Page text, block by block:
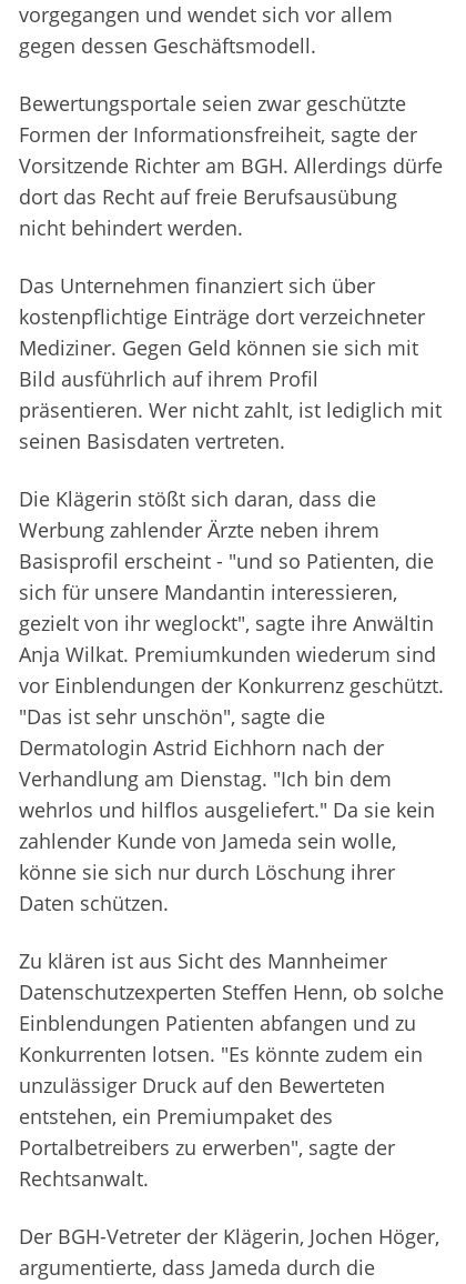
vorgegangen und wendet sich vor allem
gegen dessen Geschäftsmodell.
Bewertungsportale seien zwar geschützte
Formen der Informationsfreiheit, sagte der
Vorsitzende Richter am BGH. Allerdings dürfe
dort das Recht auf freie Berufsausübung
nicht behindert werden.
Das Unternehmen finanziert sich über
kostenpflichtige Einträge dort verzeichneter
Mediziner. Gegen Geld können sie sich mit
Bild ausführlich auf ihrem Profil
präsentieren. Wer nicht zahlt, ist lediglich mit
seinen Basisdaten vertreten.
Die Klägerin stößt sich daran, dass die
Werbung zahlender Ärzte neben ihrem
Basisprofil erscheint - "und so Patienten, die
sich für unsere Mandantin interessieren,
gezielt von ihr weglockt", sagte ihre Anwältin
Anja Wilkat. Premiumkunden wiederum sind
vor Einblendungen der Konkurrenz geschützt.
"Das ist sehr unschön", sagte die
Dermatologin Astrid Eichhorn nach der
Verhandlung am Dienstag. "Ich bin dem
wehrlos und hilflos ausgeliefert." Da sie kein
zahlender Kunde von Jameda sein wolle,
könne sie sich nur durch Löschung ihrer
Daten schützen.
Zu klären ist aus Sicht des Mannheimer
Datenschutzexperten Steffen Henn, ob solche
Einblendungen Patienten abfangen und zu
Konkurrenten lotsen. "Es könnte zudem ein
unzulässiger Druck auf den Bewerteten
entstehen, ein Premiumpaket des
Portalbetreibers zu erwerben", sagte der
Rechtsanwalt.
Der BGH-Vetreter der Klägerin, Jochen Höger,
argumentierte, dass Jameda durch die